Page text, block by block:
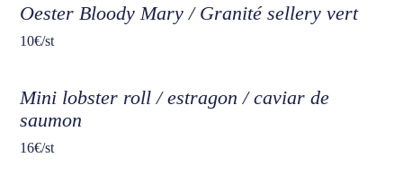
Oester Bloody Mary / Granité sellery vert
10€/st
Mini lobster roll / estragon / caviar de
saumon
16€/st